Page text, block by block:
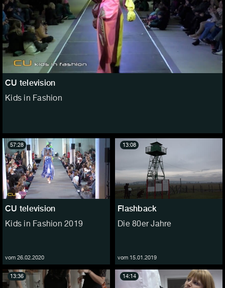
CU television
Kids in Fashion
CU television
Kids in Fashion 2019
vom 26.02.2020
57:28
Flashback
Die 80er Jahre
vom 15.01.2019
13:08
13:36 14:14